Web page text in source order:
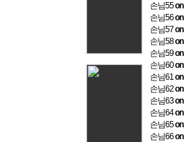
손님55on
손님56on
손님57on
손님58on
손님59on
손님60on
손님61on
손님62on
손님63on
손님64on
손님65on
손님66on